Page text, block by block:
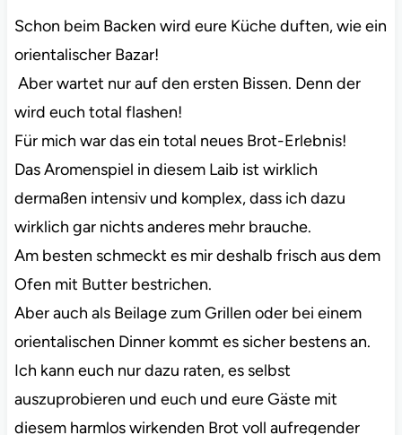
Schon beim Backen wird eure Küche duften, wie ein
orientalischer Bazar!
Aber wartet nur auf den ersten Bissen. Denn der
wird euch total flashen!
Für mich war das ein total neues Brot-Erlebnis!
Das Aromenspiel in diesem Laib ist wirklich
dermaßen intensiv und komplex, dass ich dazu
wirklich gar nichts anderes mehr brauche.
Am besten schmeckt es mir deshalb frisch aus dem
Ofen mit Butter bestrichen.
Aber auch als Beilage zum Grillen oder bei einem
orientalischen Dinner kommt es sicher bestens an.
Ich kann euch nur dazu raten, es selbst
auszuprobieren und euch und eure Gäste mit
diesem harmlos wirkenden Brot voll aufregender